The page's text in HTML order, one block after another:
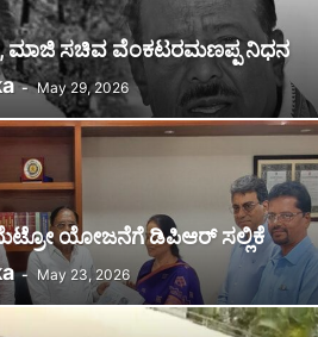
ಮಾಜಿ ಸಚಿವ ವೆಂಕಟರಮಣಪ್ಪ ನಿಧನ
- May 29, 2026
ಯೋಜನೆಗೆ ಡಿಪಿಆರ್ ಸಲ್ಲಿಕೆ
- May 23, 2026